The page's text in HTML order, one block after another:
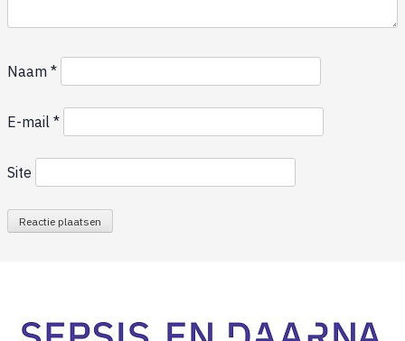
Naam *
E-mail *
Site